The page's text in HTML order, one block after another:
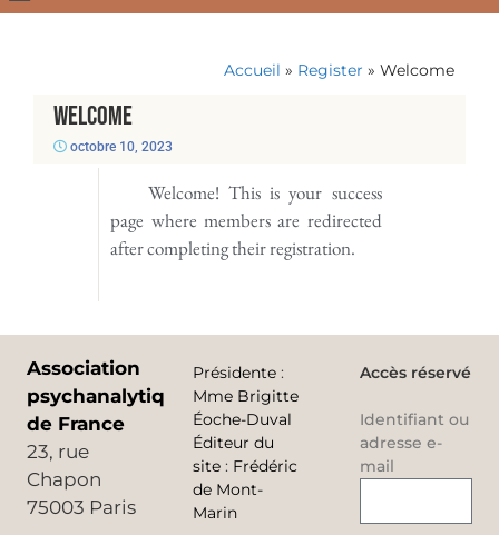
Accueil » Register » Welcome
Welcome
octobre 10, 2023
Welcome! This is your success
page where members are redirected
after completing their registration.
Association
psychanalytique
de France
23, rue
Chapon
75003 Paris
Présidente :
Mme Brigitte
Éoche-Duval
Éditeur du
site : Frédéric
de Mont-
Marin
Accès réservé
Identifiant ou
adresse e-
mail